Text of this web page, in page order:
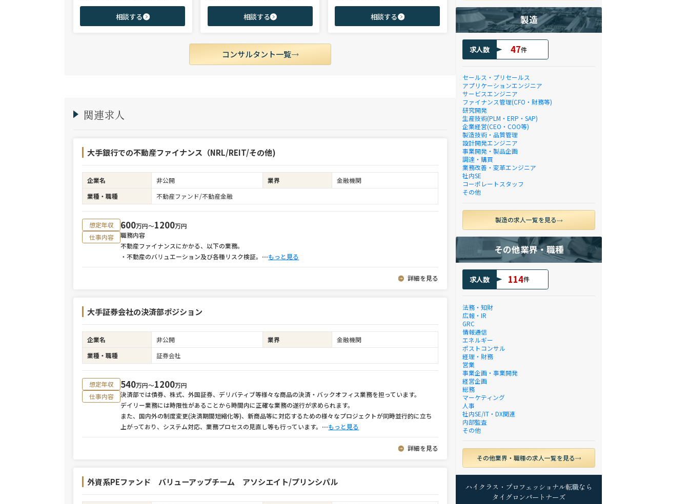
ックまで、幅広いポジションで100名以上の
ご支援実績を誇る。また、首都圏に加え、関
相談する
験のハイポテンシャル層やさらなるキャリア
ップを狙うミドル～ハイクラス層をご支援。
相談する
豊富な転職支援実績。日系/外資系、経験者/
未経験者を問わず幅広いポジションでご支援
相談する
コンサルタント一覧
関連求人
大手銀行での不動産ファイナンス（NRL/REIT/その他)
企業名 非公開 業界
金融機関
業種・職種
不動産ファンド/不動産金融
想定年収 600万円〜1200万円
仕事内容
職務内容
不動産ファイナンスにかかる、以下の業務。
・不動産のバリュエーション及び各種リスク検証。 ⋯もっと見る
詳細を見る
大手証券会社の決済部ポジション
企業名 非公開 業界
金融機関
業種・職種
証券会社
想定年収 540万円〜1200万円
仕事内容
決済部では債券、株式、外国証券、デリバティブ等様々な商品の決済・バックオフィス業務を担っています。
デイリー業務には時限性があることから時間内に正確な業務の遂行が求められます。
また、国内外の制度変更(決済期間短縮化等)、新商品等に対応するための様々なプロジェクトが同時並行的に立ち
上がっており、システム対応、業務プロセスの見直し等も行っています。 ⋯もっと見る
詳細を見る
外資系PEファンド バリューアップチーム アソシエイト/プリンシパル
製造
求人数 47件
セールス・プリセールス
アプリケーションエンジニア
サービスエンジニア
ファイナンス管理(CFO・財務等)
研究開発
生産技術(PLM・ERP・SAP)
企業経営(CEO・COO等)
製造技術・品質管理
設計開発エンジニア
事業開発・製品企画
調達・購買
業務改善・変革エンジニア
社内SE
コーポレートスタッフ
その他
製造の求人一覧を見る
その他業界・職種
求人数 114件
法務・知財
広報・IR
GRC
情報通信
エネルギー
ポストコンサル
経理・財務
営業
事業企画・事業開発
経営企画
総務
マーケティング
人事
社内SE/IT・DX関連
内部監査
その他
その他業界・職種の求人一覧を見る
ハイクラス・プロフェッショナル転職なら
タイグロンパートナーズ